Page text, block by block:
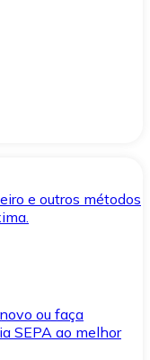
e outros métodos
ou faça
SEPA ao melhor